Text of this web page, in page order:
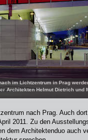
im Lichtzentrum in Prag
Architekten Helmut Dietrich und
nach Prag. Auch
2011. Zu den
dem Architektenduo auch